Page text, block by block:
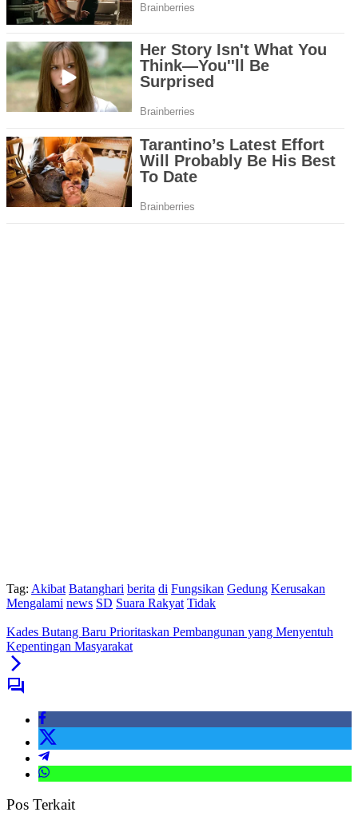
Tag: Akibat Batanghari berita di Fungsikan Gedung Kerusakan
Mengalami news SD Suara Rakyat Tidak
Kades Butang Baru Prioritaskan Pembangunan yang Menyentuh
Kepentingan Masyarakat
Pos Terkait